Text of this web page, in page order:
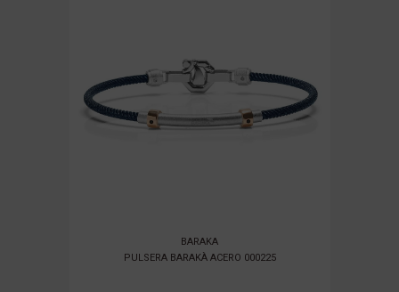
BARAKA
PULSERA BARAKÀ ACERO 000225